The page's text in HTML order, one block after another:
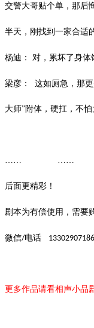
交警大哥贴个单，那后
半天，刚找到一家合适
杨迪： 对，累坏了身体
梁彦： 这如厕急，那
大师”附体，硬扛，不
后面更精彩！
剧本为有偿使用，需要
微信/电话 13302907186
更多作品请看相声小品